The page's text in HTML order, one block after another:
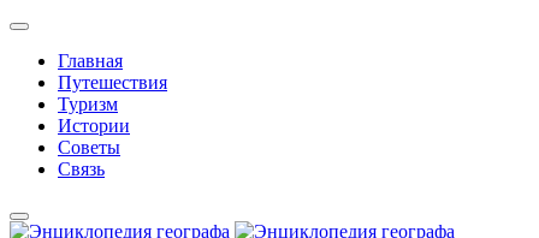
Главная
Путешествия
Туризм
Истории
Советы
Связь